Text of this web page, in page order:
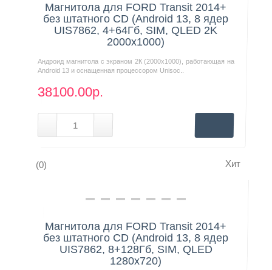
Магнитола для FORD Transit 2014+
без штатного CD (Android 13, 8 ядер
UIS7862, 4+64Гб, SIM, QLED 2K
2000x1000)
Андроид магнитола с экраном 2К (2000х1000), работающая на
Android 13 и оснащенная процессором Unisoc..
38100.00р.
(0) Хит
Нашли дешевле?
Магнитола для FORD Transit 2014+
без штатного CD (Android 13, 8 ядер
UIS7862, 8+128Гб, SIM, QLED
1280x720)